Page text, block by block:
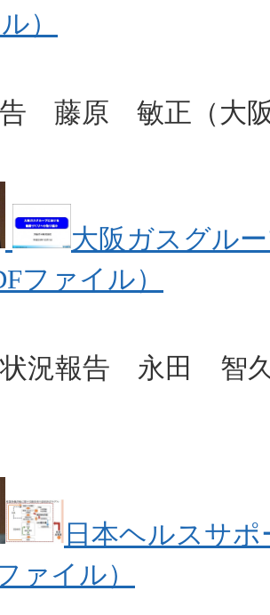
）
藤原 敏正（大阪
大阪ガスグル
ファイル）
状況報告 永田 智
日本ヘルスサ
ァイル）